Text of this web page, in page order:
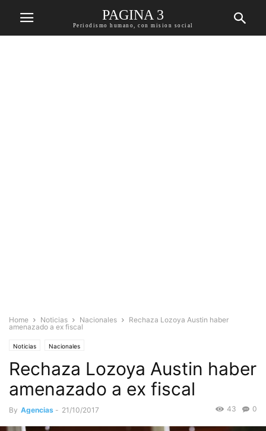
PAGINA 3
Periodismo humano, con mision social
Home Noticias Nacionales
Rechaza Lozoya Austin haber
amenazado a ex fiscal
Noticias Nacionales
Rechaza Lozoya Austin haber
amenazado a ex fiscal
By Agencias - 21/10/2017 0
43